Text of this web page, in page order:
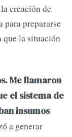
creación de
para prepararse
que la situación
Me llamaron
el sistema de
insumos
a generar